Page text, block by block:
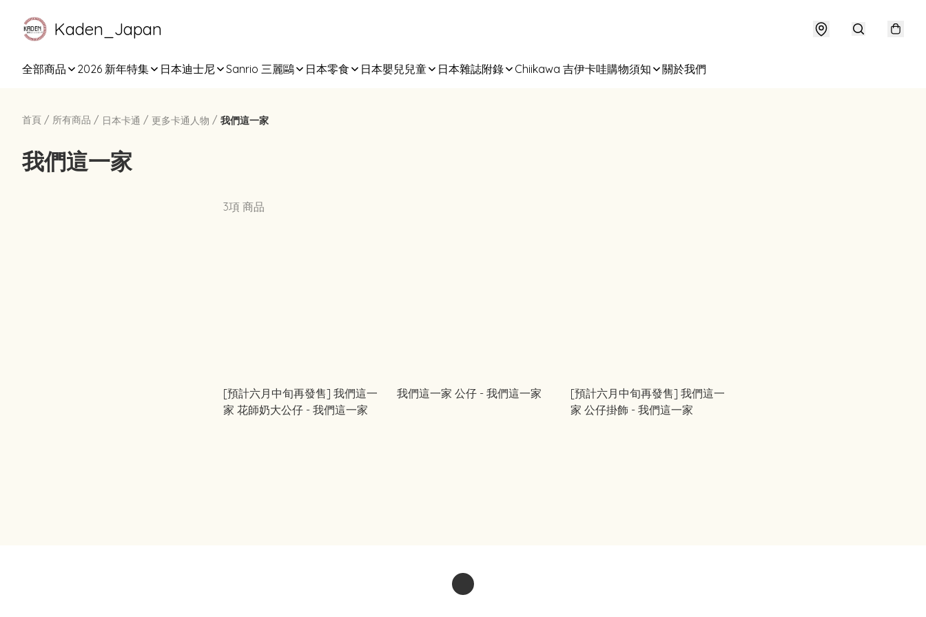
Kaden_Japan
全部商品 2026 新年特集 日本迪士尼 Sanrio 三麗鷗 日本零食 日本嬰兒兒童 日本雜誌附錄 Chiikawa 吉伊卡哇購物須知 關於我們
首頁 / 所有商品 / 日本卡通 / 更多卡通人物 / 我們這一家
我們這一家
3項 商品
[預計六月中旬再發售] 我們這一
家 花師奶大公仔 - 我們這一家
我們這一家 公仔 - 我們這一家
[預計六月中旬再發售] 我們這一
家 公仔掛飾 - 我們這一家